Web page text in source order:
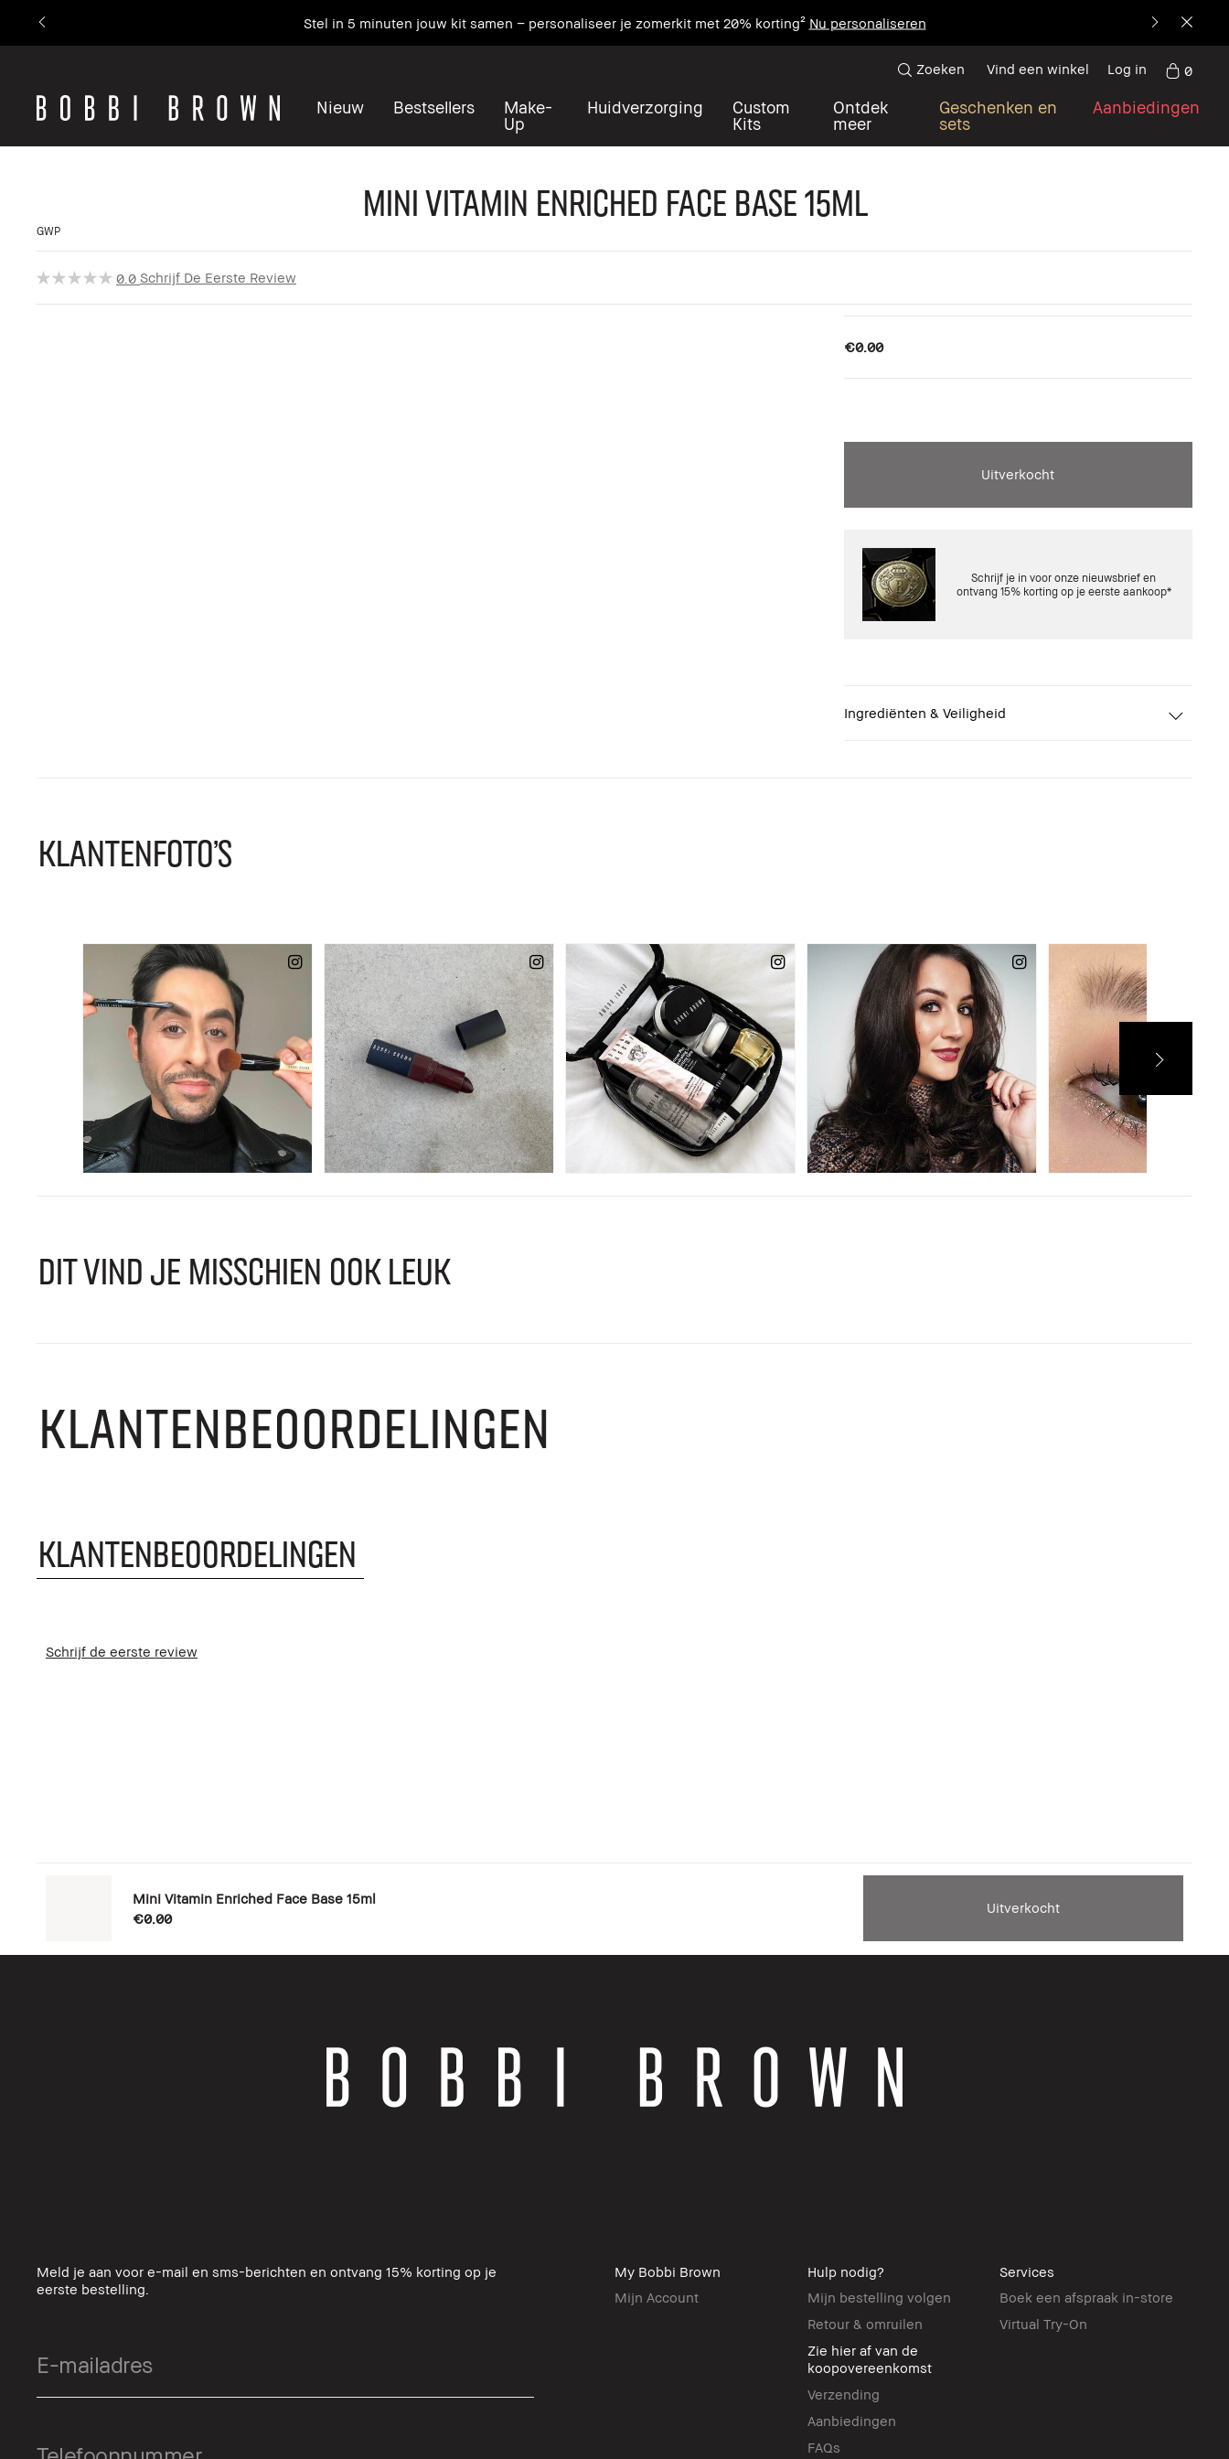
Stel in 5 minuten jouw kit samen – personaliseer je zomerkit met 20% korting² Nu personaliseren
Nieuw Bestsellers
Make-
Up
Huidverzorging
Custom
Kits
Ontdek
meer
Geschenken en
sets
Aanbiedingen
Zoeken Vind een winkel Log in 0
Mini Vitamin Enriched Face Base 15ml
GWP
0.0 Schrijf De Eerste Review
€0.00
Uitverkocht
Schrijf je in voor onze nieuwsbrief en
ontvang 15% korting op je eerste aankoop*
Ingrediënten & Veiligheid
KLANTENFOTO'S
DIT VIND JE MISSCHIEN OOK LEUK
KLANTENBEOORDELINGEN
KLANTENBEOORDELINGEN
Schrijf de eerste review
Mini Vitamin Enriched Face Base 15ml
€0.00
Uitverkocht
Meld je aan voor e-mail en sms-berichten en ontvang 15% korting op je
eerste bestelling.
My Bobbi Brown
Mijn Account
Hulp nodig?
Mijn bestelling volgen
Retour & omruilen
Zie hier af van de
koopovereenkomst
Verzending
Aanbiedingen
FAQs
Services
Boek een afspraak in-store
Virtual Try-On